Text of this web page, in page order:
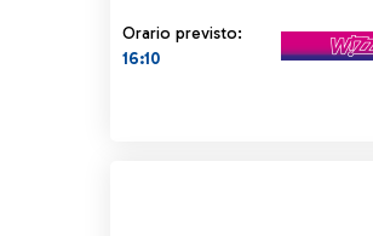
Orario previsto:
16:10